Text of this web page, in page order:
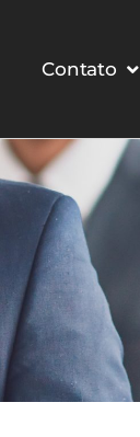
Contato